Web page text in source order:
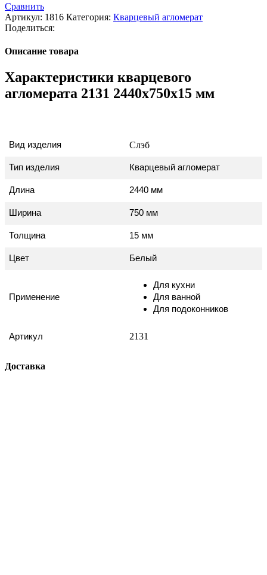
Сравнить
Артикул: 1816 Категория: Кварцевый агломерат
Поделиться:
Описание товара
Характеристики кварцевого
агломерата 2131 2440х750х15 мм
Вид изделия Слэб
Тип изделия Кварцевый агломерат
Длина 2440 мм
Ширина 750 мм
Толщина 15 мм
Цвет Белый
Применение
Для кухни
Для ванной
Для подоконников
Артикул 2131
Доставка